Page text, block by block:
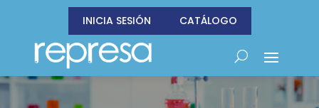
INICIA SESIÓN CATÁLOGO